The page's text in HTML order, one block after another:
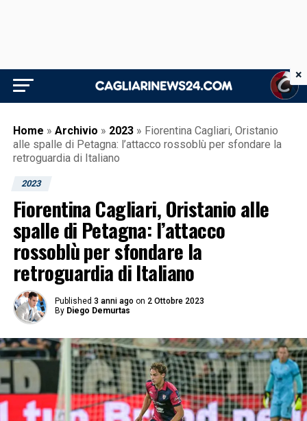
Home » Archivio » 2023 » Fiorentina Cagliari, Oristanio
alle spalle di Petagna: l’attacco rossoblù per sfondare la
retroguardia di Italiano
2023
Fiorentina Cagliari, Oristanio alle
spalle di Petagna: l’attacco
rossoblù per sfondare la
retroguardia di Italiano
Published 3 anni ago on 2 Ottobre 2023
By Diego Demurtas
×